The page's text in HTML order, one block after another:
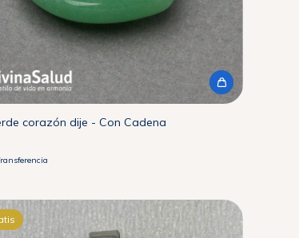
corazón dije - Con Cadena